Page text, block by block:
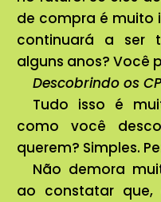
de compra é muito
continuará a ser
alguns anos? Você
Descobrindo os
Tudo isso é
como você
querem? Simples.
Não demora
ao constatar que,